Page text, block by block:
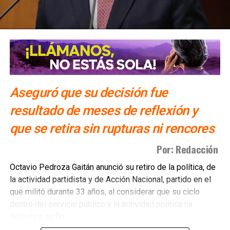
Aseguró que su decisión fue
resultado de meses de reflexión y
que se retira sin rupturas ni rencores
Por: Redacción
Octavio Pedroza Gaitán anunció su retiro de la política, de
la actividad partidista y de Acción Nacional, partido en el
que militó durante 33 años, al considerar que su ciclo
dentro del servicio público y la actividad política ha